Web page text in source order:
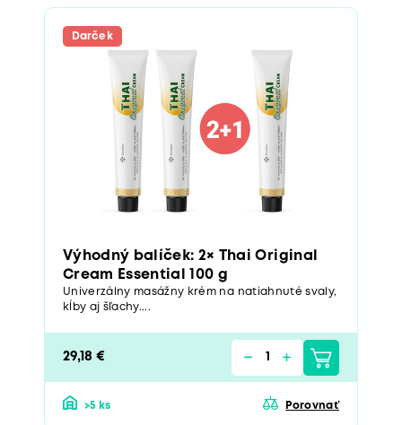
Darček
Výhodný balíček: 2× Thai Original
Cream Essential 100 g
Univerzálny masážny krém na natiahnuté svaly,
kĺby aj šľachy....
29,18 €
>5 ks Porovnať